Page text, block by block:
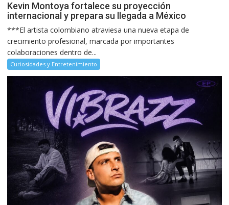
Kevin Montoya fortalece su proyección
internacional y prepara su llegada a México
***El artista colombiano atraviesa una nueva etapa de
crecimiento profesional, marcada por importantes
colaboraciones dentro de...
Curiosidades y Entretenimiento